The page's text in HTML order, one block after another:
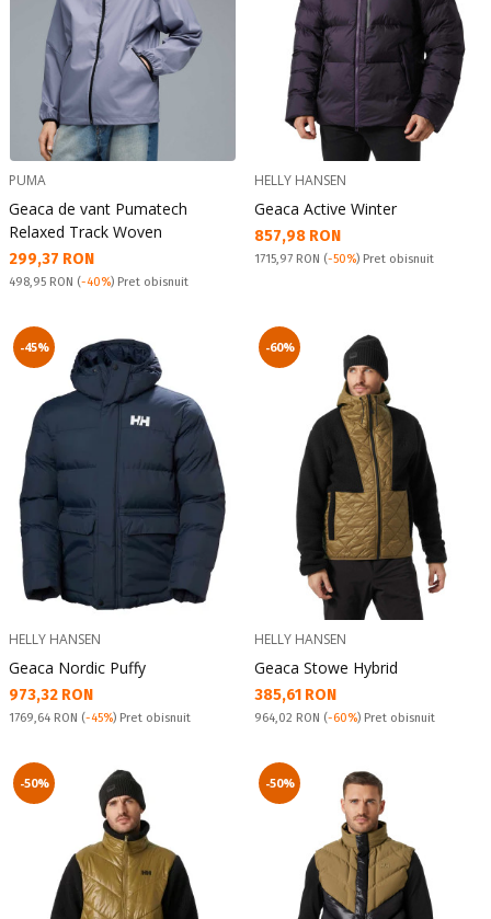
PUMA
Geaca de vant Pumatech
Relaxed Track Woven
Текуща цена:
299,37 RON
Pret obisnuit:
498,95 RON (-40%) Pret obisnuit
HELLY HANSEN
Geaca Active Winter
Текуща цена:
857,98 RON
Pret obisnuit:
1715,97 RON (-50%) Pret obisnuit
-45%
HELLY HANSEN
Geaca Nordic Puffy
Текуща цена:
973,32 RON
Pret obisnuit:
1769,64 RON (-45%) Pret obisnuit
-60%
HELLY HANSEN
Geaca Stowe Hybrid
Текуща цена:
385,61 RON
Pret obisnuit:
964,02 RON (-60%) Pret obisnuit
-50% -50%